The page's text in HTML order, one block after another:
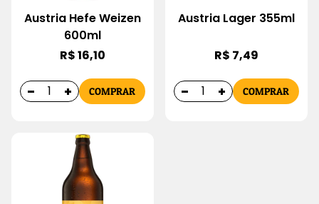
Austria Hefe Weizen
600ml
R$ 16,10
COMPRAR
Austria Lager 355ml
R$ 7,49
COMPRAR